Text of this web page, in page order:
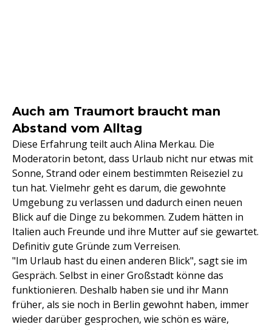
Auch am Traumort braucht man
Abstand vom Alltag
Diese Erfahrung teilt auch Alina Merkau. Die
Moderatorin betont, dass Urlaub nicht nur etwas mit
Sonne, Strand oder einem bestimmten Reiseziel zu
tun hat. Vielmehr geht es darum, die gewohnte
Umgebung zu verlassen und dadurch einen neuen
Blick auf die Dinge zu bekommen. Zudem hätten in
Italien auch Freunde und ihre Mutter auf sie gewartet.
Definitiv gute Gründe zum Verreisen.
"Im Urlaub hast du einen anderen Blick", sagt sie im
Gespräch. Selbst in einer Großstadt könne das
funktionieren. Deshalb haben sie und ihr Mann
früher, als sie noch in Berlin gewohnt haben, immer
wieder darüber gesprochen, wie schön es wäre,